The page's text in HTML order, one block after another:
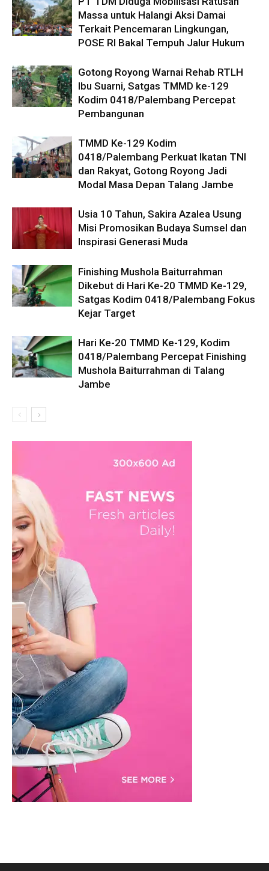
Massa untuk Halangi Aksi Damai
Terkait Pencemaran Lingkungan,
POSE RI Bakal Tempuh Jalur Hukum
Gotong Royong Warnai Rehab RTLH
Ibu Suarni, Satgas TMMD ke-129
Kodim 0418/Palembang Percepat
Pembangunan
TMMD Ke-129 Kodim
0418/Palembang Perkuat Ikatan TNI
dan Rakyat, Gotong Royong Jadi
Modal Masa Depan Talang Jambe
Usia 10 Tahun, Sakira Azalea Usung
Misi Promosikan Budaya Sumsel dan
Inspirasi Generasi Muda
Finishing Mushola Baiturrahman
Dikebut di Hari Ke-20 TMMD Ke-129,
Satgas Kodim 0418/Palembang Fokus
Kejar Target
Hari Ke-20 TMMD Ke-129, Kodim
0418/Palembang Percepat Finishing
Mushola Baiturrahman di Talang
Jambe